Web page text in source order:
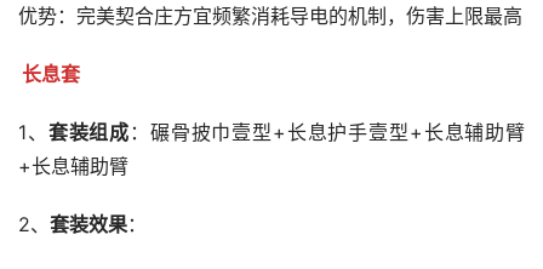
优势：完美契合庄方宜频繁消耗导电的机制，伤害上限最高
长息套
1、 套装组成 ：碾骨披巾壹型+长息护手壹型+长息辅助臂
+长息辅助臂
2、 套装效果：